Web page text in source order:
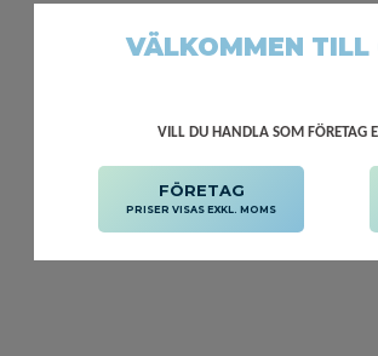
VÄLKOMMEN
VILL DU HANDLA SOM FÖRETAG
FÖRETAG
PRISER VISAS EXKL. MOMS